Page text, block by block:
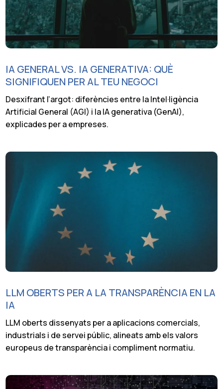
IA GENERAL VS. IA GENERATIVA: QUÈ
SIGNIFIQUEN PER AL TEU NEGOCI
Desxifrant l’argot: diferències entre la Intel·ligència
Artificial General (AGI) i la IA generativa (GenAI),
explicades per a empreses.
LLM OBERTS PER A LA TRANSPARÈNCIA EN LA
IA
LLM oberts dissenyats per a aplicacions comercials,
industrials i de servei públic, alineats amb els valors
europeus de transparència i compliment normatiu.